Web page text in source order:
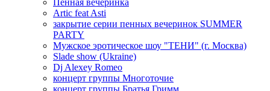
Пенная вечеринка
Artic feat Asti
закрытие серии пенных вечеринок SUMMER
PARTY
Мужское эротическое шоу "ТЕНИ" (г. Москва)
Slade show (Ukraine)
Dj Alexey Romeo
концерт группы Многоточие
концерт группы Братья Гримм